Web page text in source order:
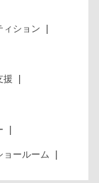
ィション
援
ョールーム